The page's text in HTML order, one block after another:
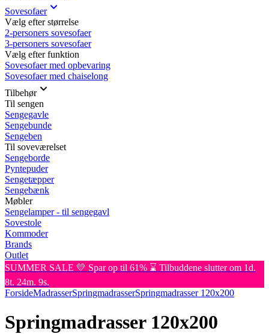
Sovesofaer
Vælg efter størrelse
2-personers sovesofaer
3-personers sovesofaer
Vælg efter funktion
Sovesofaer med opbevaring
Sovesofaer med chaiselong
Tilbehør
Til sengen
Sengegavle
Sengebunde
Sengeben
Til soveværelset
Sengeborde
Pyntepuder
Sengetæpper
Sengebænk
Møbler
Sengelamper - til sengegavl
Sovestole
Kommoder
Brands
Outlet
SUMMER SALE 💛 Spar op til 61% ⌛ Tilbuddene slutter om 1d.
8t. 24m. 9s.
ForsideMadrasserSpringmadrasserSpringmadrasser 120x200
Springmadrasser 120x200